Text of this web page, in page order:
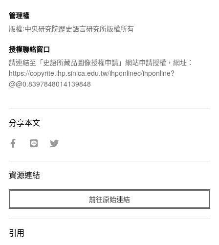
管理權
版權:中央研究院歷史語言研究所版權所有
授權聯絡窗口
請連結至「史語所藏品圖像授權申請」網站申請授權，網址：
https://copyrite.ihp.sinica.edu.tw/ihponlinec/ihponline?
@@0.8397848014139848
分享本文
資源連結
前往原始連結
引用